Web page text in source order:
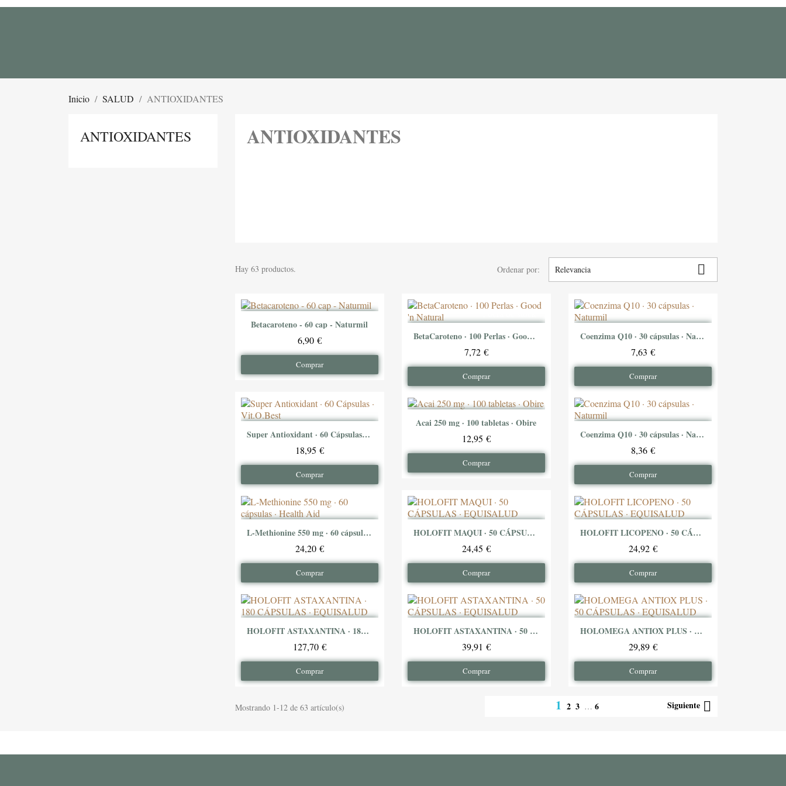
Inicio SALUD ANTIOXIDANTES
ANTIOXIDANTES ANTIOXIDANTES
Hay 63 productos. Ordenar por: Relevancia 
Ver producto
Betacaroteno - 60 cap - Naturmil
6,90 €
Comprar
Ver producto
BetaCaroteno · 100 Perlas · Good 'n Natural
7,72 €
Comprar
Ver producto
Coenzima Q10 · 30 cápsulas · Naturmil
7,63 €
Comprar
Ver producto
Super Antioxidant · 60 Cápsulas · Vit.O.Best
18,95 €
Comprar
Ver producto
Acai 250 mg · 100 tabletas · Obire
12,95 €
Comprar
Ver producto
Coenzima Q10 · 30 cápsulas · Naturmil
8,36 €
Comprar
Ver producto
L-Methionine 550 mg · 60 cápsulas · Health Aid
24,20 €
Comprar
Ver producto
HOLOFIT MAQUI · 50 CÁPSULAS · EQUISALUD
24,45 €
Comprar
Ver producto
HOLOFIT LICOPENO · 50 CÁPSULAS · EQUISALUD
24,92 €
Comprar
Ver producto
HOLOFIT ASTAXANTINA · 180 CÁPSULAS · EQUISALUD
127,70 €
Comprar
Ver producto
HOLOFIT ASTAXANTINA · 50 CÁPSULAS · EQUISALUD
39,91 €
Comprar
Ver producto
HOLOMEGA ANTIOX PLUS · 50 CÁPSULAS · EQUISALUD
29,89 €
Comprar
Mostrando 1-12 de 63 artículo(s) 123 … 6 Siguiente 